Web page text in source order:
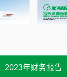
2023年财务报告